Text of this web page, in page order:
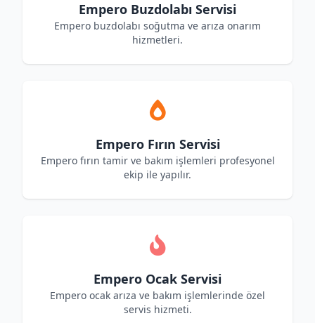
Empero Buzdolabı Servisi
Empero buzdolabı soğutma ve arıza onarım
hizmetleri.
Empero Fırın Servisi
Empero fırın tamir ve bakım işlemleri profesyonel
ekip ile yapılır.
Empero Ocak Servisi
Empero ocak arıza ve bakım işlemlerinde özel
servis hizmeti.